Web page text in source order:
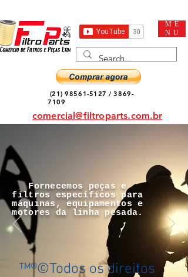
ME
NU
(21) 98561-5127 /3869-
7109
comercial@filtroparts.com.br
Fornecemos peças e
filtros específicos para
máquinas, equipamentos e
motores da linha pesada.
™®©Todos os direitos